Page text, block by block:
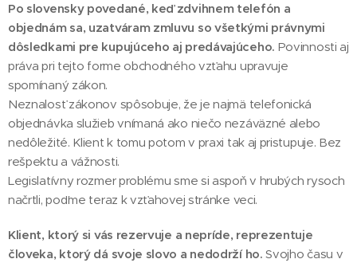
Po slovensky povedané, keď zdvihnem telefón a
objednám sa, uzatváram zmluvu so všetkými právnymi
dôsledkami pre kupujúceho aj predávajúceho. Povinnosti aj
práva pri tejto forme obchodného vzťahu upravuje
spomínaný zákon.
Neznalosť zákonov spôsobuje, že je najmä telefonická
objednávka služieb vnímaná ako niečo nezáväzné alebo
nedôležité. Klient k tomu potom v praxi tak aj pristupuje. Bez
rešpektu a vážnosti.
Legislatívny rozmer problému sme si aspoň v hrubých rysoch
načrtli, poďme teraz k vzťahovej stránke veci.
Klient, ktorý si vás rezervuje a nepríde, reprezentuje
človeka, ktorý dá svoje slovo a nedodrží ho. Svojho času v